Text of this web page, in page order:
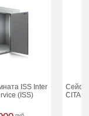
ISS Inter
(ISS)